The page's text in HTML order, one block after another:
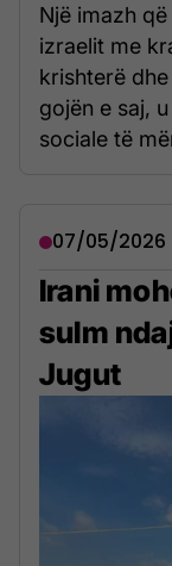
Një imazh
izraelit me
krishterë
gojën e saj,
sociale të
07/05/2026 •
Irani
sulm
Jugut